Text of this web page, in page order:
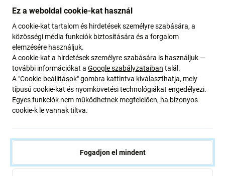
Newsletter Fix
Iratkozzon fel, hogy rendszeresen tájékoztatást kapjon az
ajánlatunkról szóló kedvezményekről és hírekről. Ugyanakkor
ennek az űrlapnak a benyújtásával megerősítem, hogy több mint
16 éves vagyok
Egyetértek azzal, hogy híreket kapjak
Ez a weboldal cookie-kat használ
A cookie-kat tartalom és hirdetések személyre szabására, a
közösségi média funkciók biztosítására és a forgalom
elemzésére használjuk.
A cookie-kat a hirdetések személyre szabására is használjuk —
további információkat a Google szabályzataiban talál.
A "Cookie-beállítások" gombra kattintva kiválaszthatja, mely
típusú cookie-kat és nyomkövetési technológiákat engedélyezi.
Egyes funkciók nem működhetnek megfelelően, ha bizonyos
cookie-k le vannak tiltva.
Fogadjon el mindent